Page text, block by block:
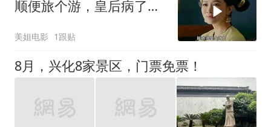
顺便旅个游，皇后病了也
美姐电影 1跟贴
8月，兴化8家景区，门票免票！